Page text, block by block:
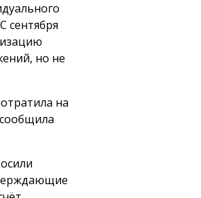
сентября
но не
на